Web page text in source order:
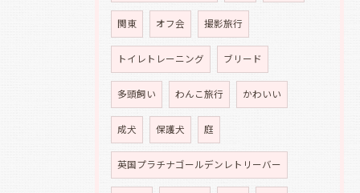
関東 オフ会 撮影旅行
トイレトレーニング ブリード
多頭飼い わんこ旅行 かわいい
成犬 保護犬 庭
英国プラチナゴールデンレトリーバー